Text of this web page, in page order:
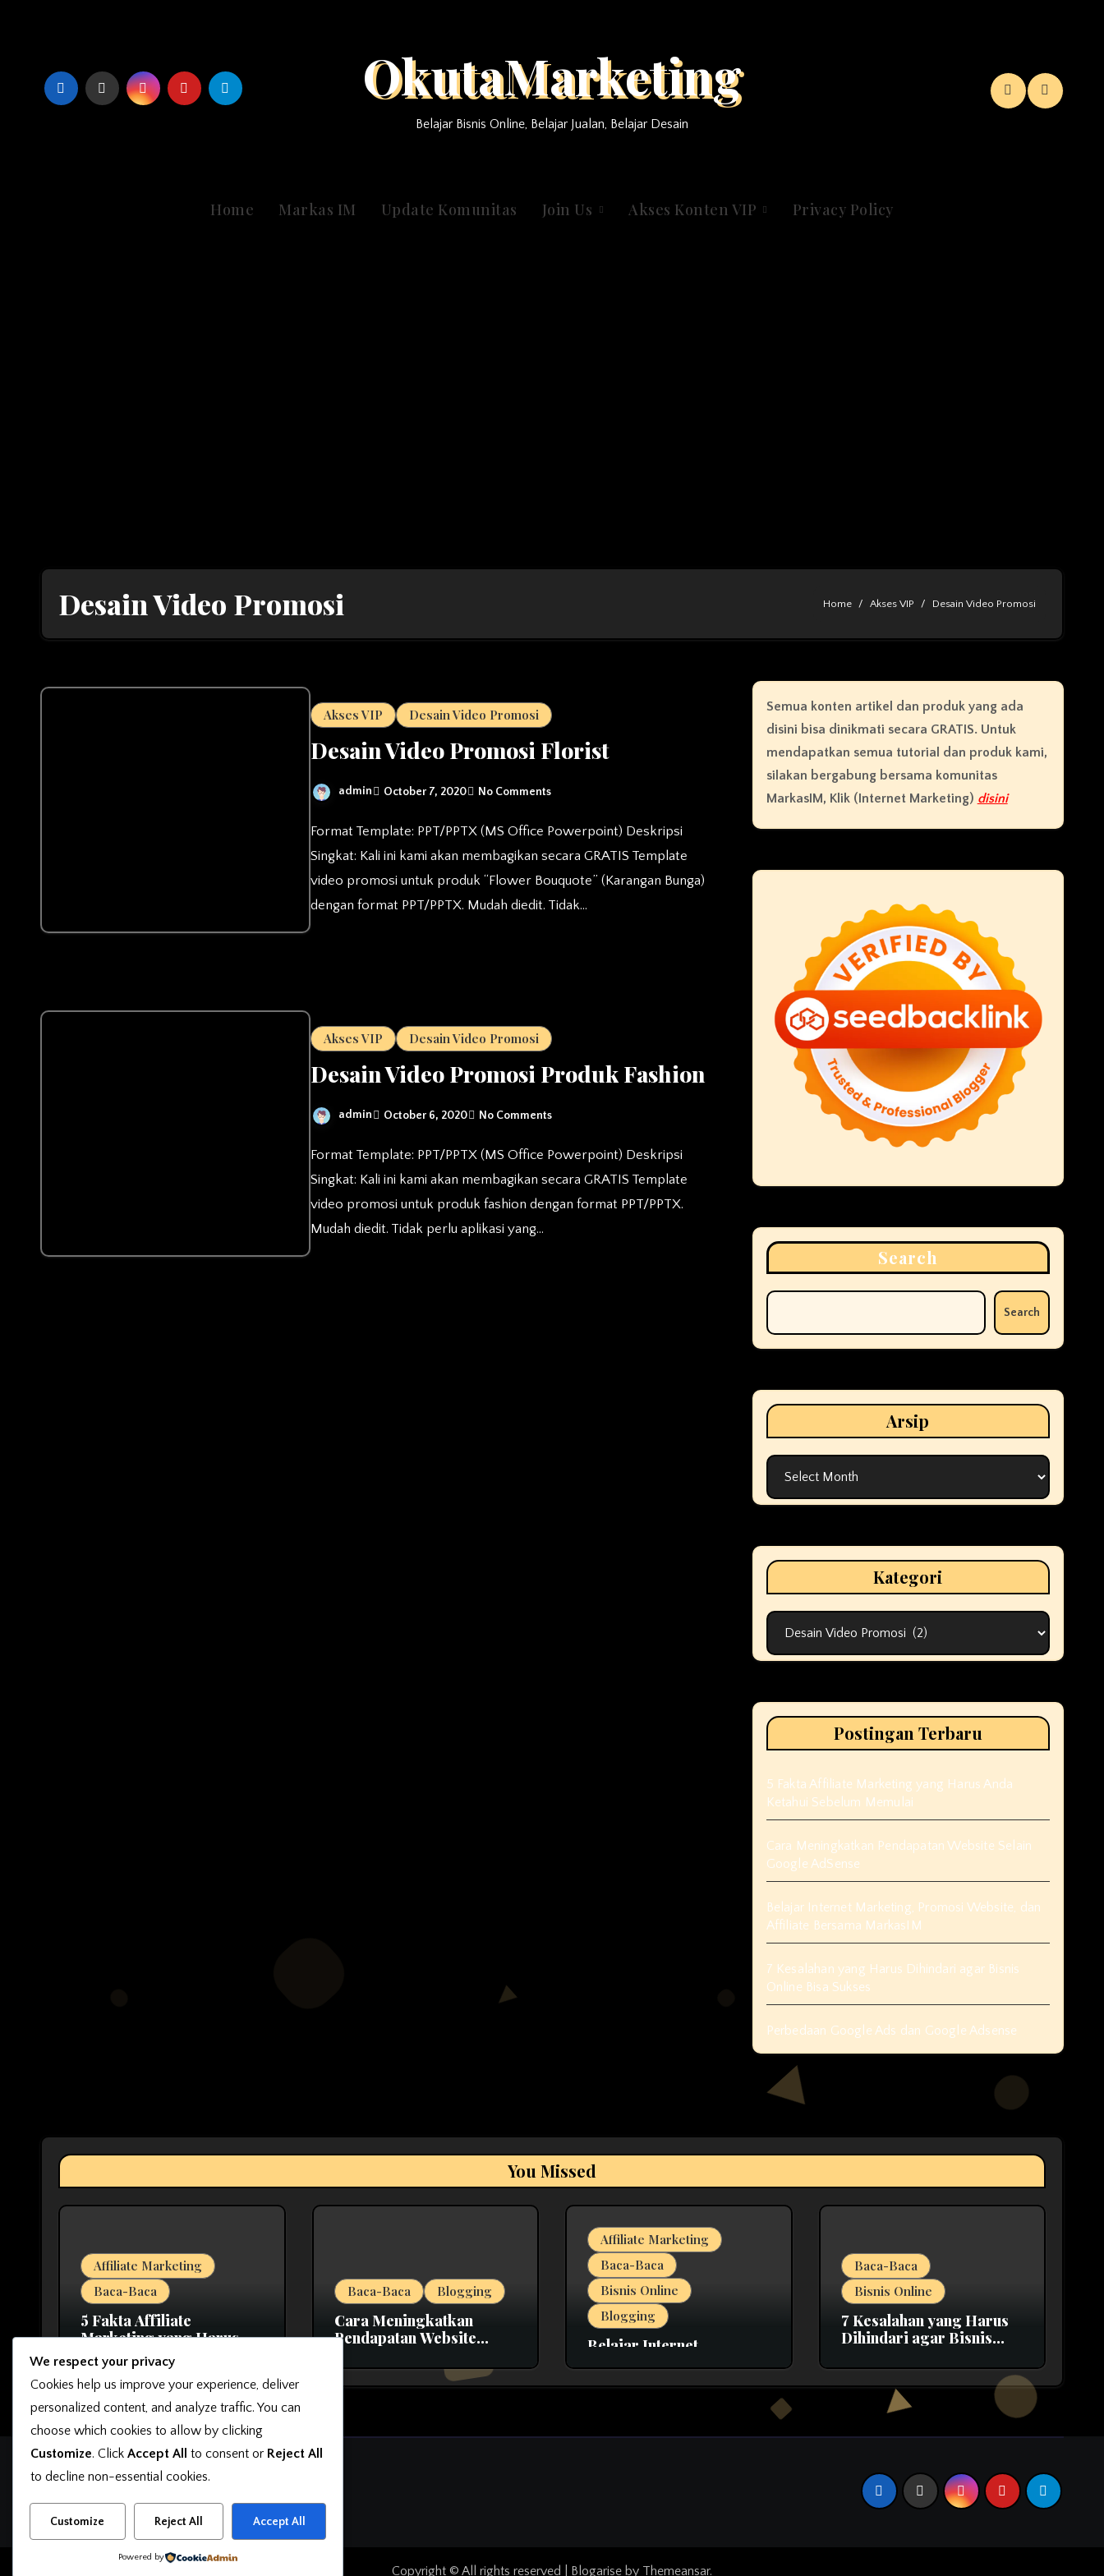
OkutaMarketing
Belajar Bisnis Online, Belajar Jualan, Belajar Desain
Home Markas IM Update Komunitas Join Us Akses Konten VIP Privacy Policy
Desain Video Promosi Home Akses VIP Desain Video Promosi
Akses VIP Desain Video Promosi
Desain Video Promosi Florist
admin October 7, 2020 No Comments
Format Template: PPT/PPTX (MS Office Powerpoint) Deskripsi
Singkat: Kali ini kami akan membagikan secara GRATIS Template
video promosi untuk produk “Flower Bouquote” (Karangan Bunga)
dengan format PPT/PPTX. Mudah diedit. Tidak…
Akses VIP Desain Video Promosi
Desain Video Promosi Produk Fashion
admin October 6, 2020 No Comments
Format Template: PPT/PPTX (MS Office Powerpoint) Deskripsi
Singkat: Kali ini kami akan membagikan secara GRATIS Template
video promosi untuk produk fashion dengan format PPT/PPTX.
Mudah diedit. Tidak perlu aplikasi yang…
Semua konten artikel dan produk yang ada
disini bisa dinikmati secara GRATIS. Untuk
mendapatkan semua tutorial dan produk kami,
silakan bergabung bersama komunitas
MarkasIM, Klik (Internet Marketing) disini
Search
Search
Arsip
Arsip
Kategori
Kategori
Postingan Terbaru
5 Fakta Affiliate Marketing yang Harus Anda
Ketahui Sebelum Memulai
Cara Meningkatkan Pendapatan Website Selain
Google AdSense
Belajar Internet Marketing, Promosi Website, dan
Affiliate Bersama MarkasIM
7 Kesalahan yang Harus Dihindari agar Bisnis
Online Bisa Sukses
Perbedaan Google Ads dan Google Adsense
You Missed
Affiliate Marketing
Baca-Baca
5 Fakta Affiliate
Marketing yang Harus
Anda Ketahui Sebelum
Memulai
Baca-Baca Blogging
Cara Meningkatkan
Pendapatan Website
Affiliate Marketing
Baca-Baca
Bisnis Online
Blogging
Belajar Internet
Marketing, Promosi
Baca-Baca
Bisnis Online
7 Kesalahan yang Harus
Dihindari agar Bisnis
OkutaMarketing
Belajar Bisnis Online, Belajar Jualan, Belajar Desain
Copyright © All rights reserved Blogarise by Themeansar.
We respect your privacy
Cookies help us improve your experience, deliver
personalized content, and analyze traffic. You can
choose which cookies to allow by clicking
Customize. Click Accept All to consent or Reject All
to decline non-essential cookies.
Customize Reject All Accept All
Powered by